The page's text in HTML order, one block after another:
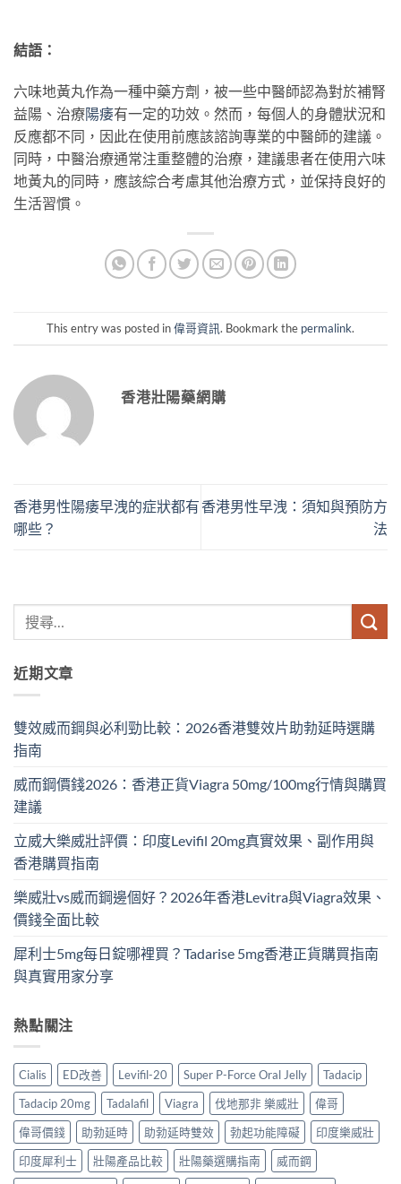
結語：
六味地黃丸作為一種中藥方劑，被一些中醫師認為對於補腎
益陽、治療陽痿有一定的功效。然而，每個人的身體狀況和
反應都不同，因此在使用前應該諮詢專業的中醫師的建議。
同時，中醫治療通常注重整體的治療，建議患者在使用六味
地黃丸的同時，應該綜合考慮其他治療方式，並保持良好的
生活習慣。
This entry was posted in偉哥資訊. Bookmark the permalink.
香港壯陽藥網購
香港男性陽痿早洩的症狀都有
哪些？
香港男性早洩：須知與預防方
法
近期文章
雙效威而鋼與必利勁比較：2026香港雙效片助勃延時選購
指南
威而鋼價錢2026：香港正貨Viagra 50mg/100mg行情與購買
建議
立威大樂威壯評價：印度Levifil 20mg真實效果、副作用與
香港購買指南
樂威壯vs威而鋼邊個好？2026年香港Levitra與Viagra效果、
價錢全面比較
犀利士5mg每日錠哪裡買？Tadarise 5mg香港正貨購買指南
與真實用家分享
熱點關注
Cialis ED改善 Levifil-20 Super P-Force Oral Jelly
Tadacip
Tadacip 20mg
Tadalafil Viagra 伐地那非 樂威壯
偉哥
偉哥價錢
助勃延時 助勃延時雙效 勃起功能障礙
印度樂威壯
印度犀利士
壯陽產品比較 壯陽藥選購指南
威而鋼